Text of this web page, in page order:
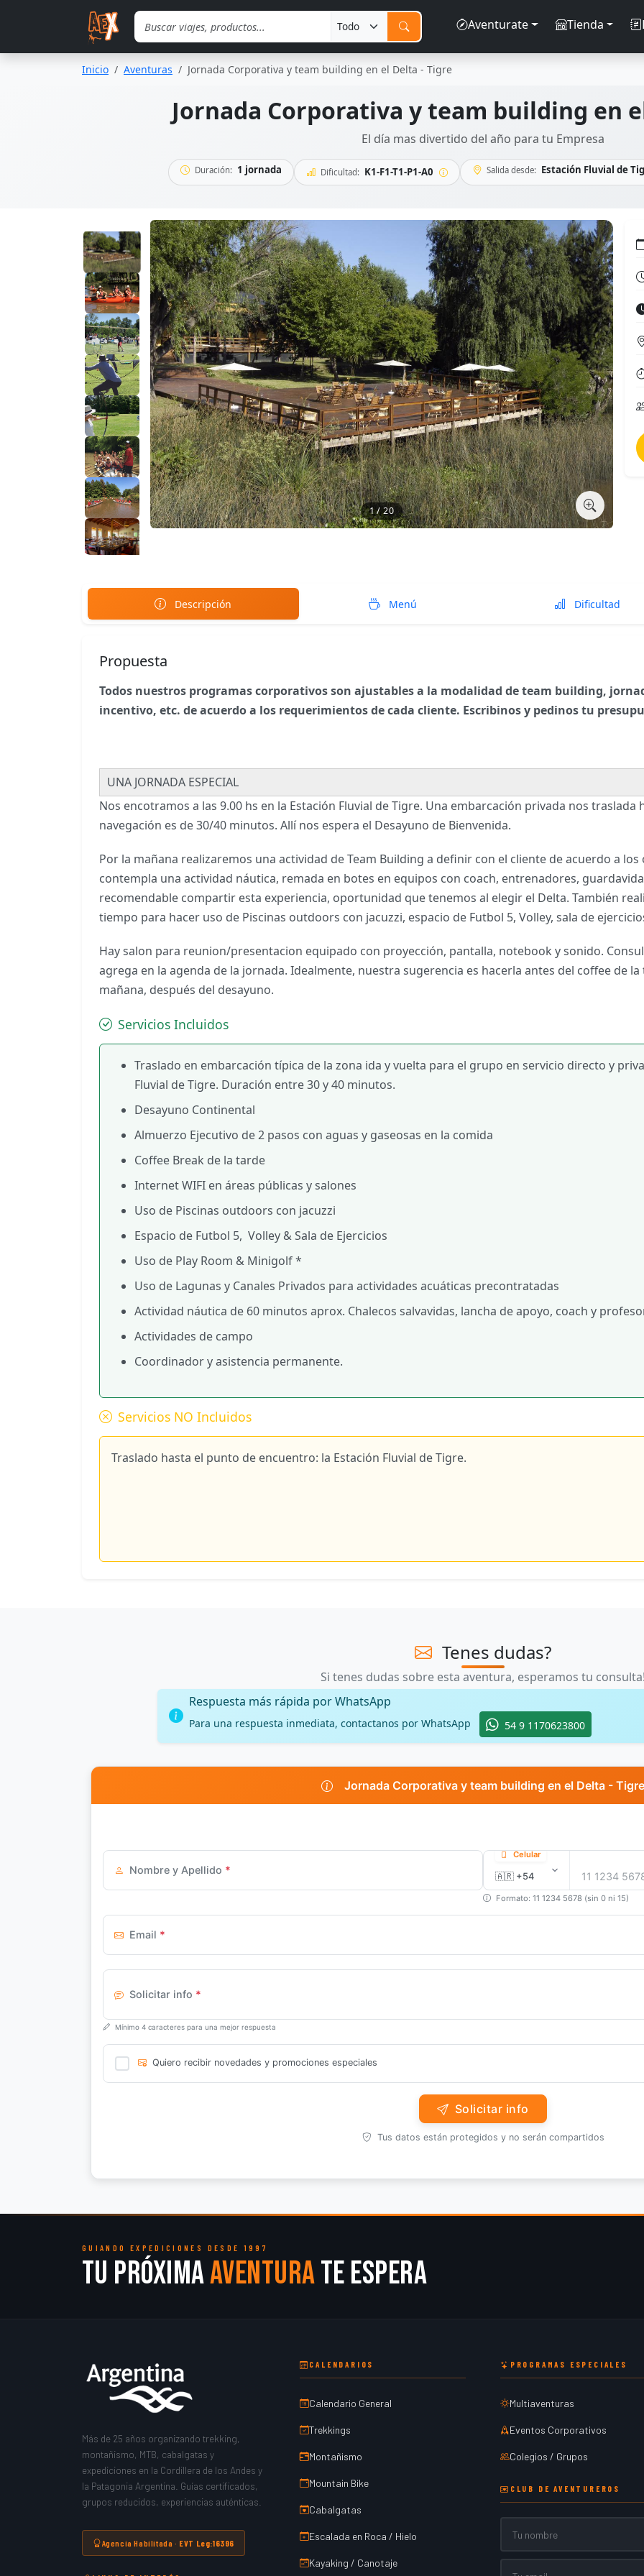
Saltar al contenido principal
Aventurate
Tienda
Inicio Aventuras Jornada Corporativa y team building en el Delta - Tigre
Jornada Corporativa y team building en
El día mas divertido del año para tu Empresa
Duración: 1 jornada Dificultad: K1-F1-T1-P1-A0 Salida desde: Estación Fluvial de
1 / 20
Descripción Menú Dificultad
Propuesta
Todos nuestros programas corporativos son ajustables a la modalidad de team building,
incentivo, etc. de acuerdo a los requerimientos de cada cliente. Escribinos y pedinos tu
UNA JORNADA ESPECIAL
Nos encotramos a las 9.00 hs en la Estación Fluvial de Tigre. Una embarcación privada nos
navegación es de 30/40 minutos. Allí nos espera el Desayuno de Bienvenida.
Por la mañana realizaremos una actividad de Team Building a definir con el cliente de acuerdo a
contempla una actividad náutica, remada en botes en equipos con coach, entrenadores,
recomendable compartir esta experiencia, oportunidad que tenemos al elegir el Delta. También
tiempo para hacer uso de Piscinas outdoors con jacuzzi, espacio de Futbol 5, Volley, sala de
Hay salon para reunion/presentacion equipado con proyección, pantalla, notebook y sonido.
agrega en la agenda de la jornada. Idealmente, nuestra sugerencia es hacerla antes del coffee de
mañana, después del desayuno.
Servicios Incluidos
Traslado en embarcación típica de la zona ida y vuelta para el grupo en servicio directo y
Fluvial de Tigre. Duración entre 30 y 40 minutos.
Desayuno Continental
Almuerzo Ejecutivo de 2 pasos con aguas y gaseosas en la comida
Coffee Break de la tarde
Internet WIFI en áreas públicas y salones
Uso de Piscinas outdoors con jacuzzi
Espacio de Futbol 5, Volley & Sala de Ejercicios
Uso de Play Room & Minigolf *
Uso de Lagunas y Canales Privados para actividades acuáticas precontratadas
Actividad náutica de 60 minutos aprox. Chalecos salvavidas, lancha de apoyo, coach y
Actividades de campo
Coordinador y asistencia permanente.
Servicios NO Incluidos
Traslado hasta el punto de encuentro: la Estación Fluvial de Tigre.
Tenes dudas?
Si tenes dudas sobre esta aventura, esperamos tu
Respuesta más rápida por WhatsApp
Para una respuesta inmediata, contactanos por WhatsApp 54 9 1170623800
Jornada Corporativa y team building en el Delta - Tigre
Nombre y Apellido *
Celular
Formato: 11 1234 5678 (sin 0 ni 15)
Email *
Solicitar info *
Mínimo 4 caracteres para una mejor respuesta
Quiero recibir novedades y promociones especiales
Solicitar info
Tus datos están protegidos y no serán compartidos
GUIANDO EXPEDICIONES DESDE 1997
Tu próximaaventurate espera
Más de 25 años organizando trekking,
montañismo, MTB, cabalgatas y
expediciones en la Cordillera de los Andes y
la Patagonia Argentina. Guías certificados,
grupos reducidos, experiencias auténticas.
Agencia Habilitada · EVT Leg:16396
CALENDARIOS
Calendario General
Trekkings
Montañismo
Mountain Bike
Cabalgatas
Escalada en Roca / Hielo
Kayaking / Canotaje
PROGRAMAS ESPECIALES
Multiaventuras
Eventos Corporativos
Colegios / Grupos
CLUB DE AVENTUREROS